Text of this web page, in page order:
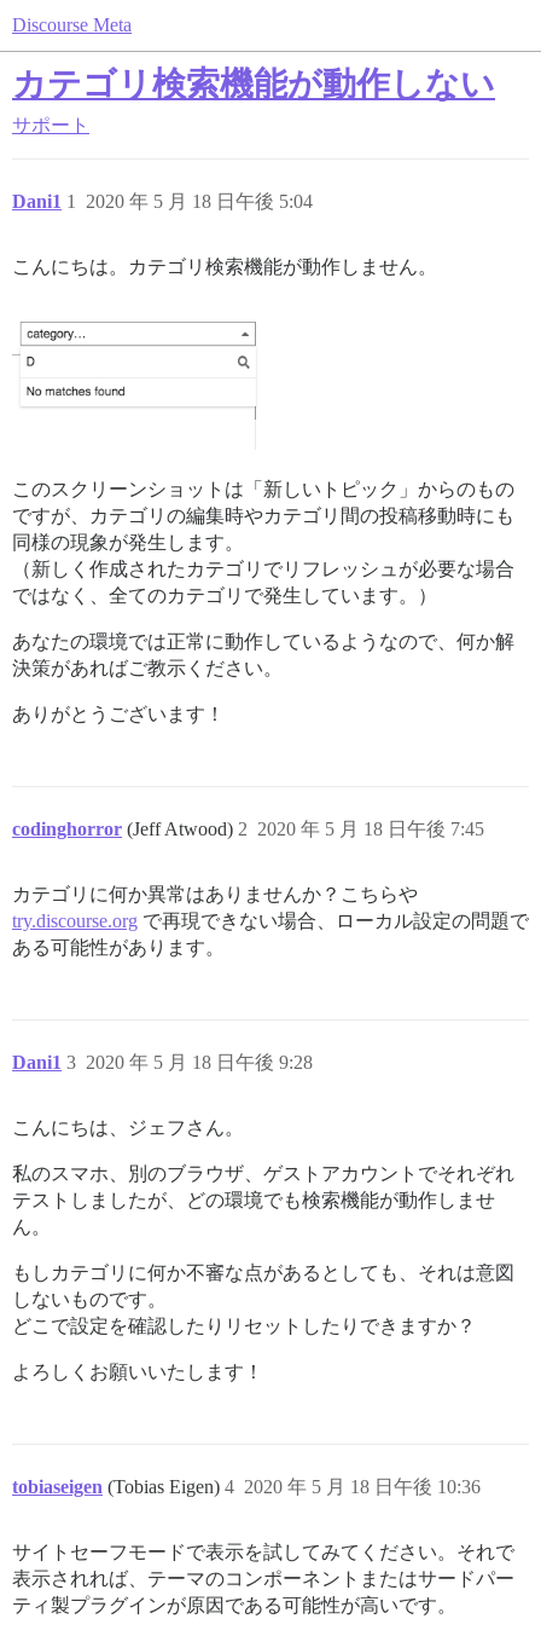
Discourse Meta
カテゴリ検索機能が動作しない
サポート
Dani1 2020 年 5 月 18 日午後 5:04
1
こんにちは。カテゴリ検索機能が動作しません。
このスクリーンショットは「新しいトピック」からのもの
ですが、カテゴリの編集時やカテゴリ間の投稿移動時にも
同様の現象が発生します。
（新しく作成されたカテゴリでリフレッシュが必要な場合
ではなく、全てのカテゴリで発生しています。）
あなたの環境では正常に動作しているようなので、何か解
決策があればご教示ください。
ありがとうございます！
codinghorror (Jeff Atwood) 2020 年 5 月 18 日午後 7:45
2
カテゴリに何か異常はありませんか？こちらや
try.discourse.org で再現できない場合、ローカル設定の問題で
ある可能性があります。
Dani1 2020 年 5 月 18 日午後 9:28
3
こんにちは、ジェフさん。
私のスマホ、別のブラウザ、ゲストアカウントでそれぞれ
テストしましたが、どの環境でも検索機能が動作しませ
ん。
もしカテゴリに何か不審な点があるとしても、それは意図
しないものです。
どこで設定を確認したりリセットしたりできますか？
よろしくお願いいたします！
tobiaseigen (Tobias Eigen) 2020 年 5 月 18 日午後 10:36
4
サイトセーフモードで表示を試してみてください。それで
表示されれば、テーマのコンポーネントまたはサードパー
ティ製プラグインが原因である可能性が高いです。